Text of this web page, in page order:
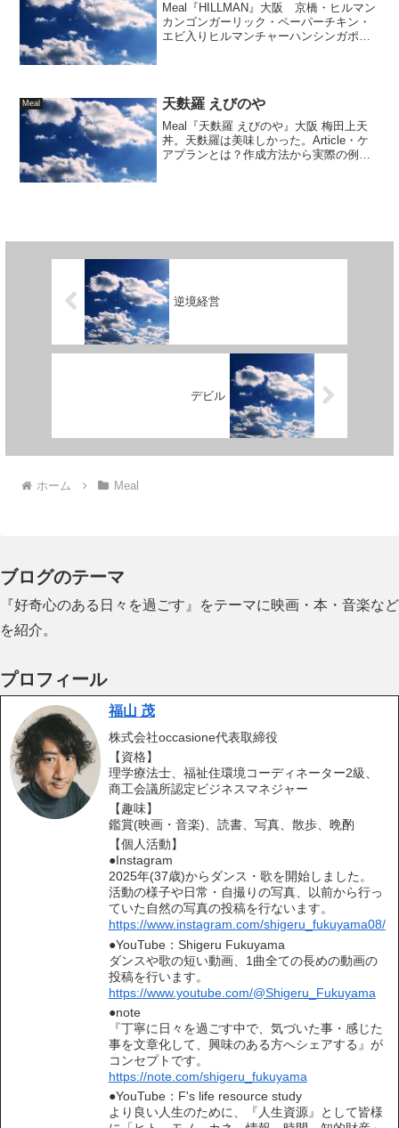
Meal『HILLMAN』大阪 京橋・ヒルマン
カンゴンガーリック・ペーパーチキン・
エビ入りヒルマンチャーハンシンガポー
Meal 天麩羅 えびのや
Meal『天麩羅 えびのや』大阪 梅田上天
丼。天麩羅は美味しかった。Article・ケ
アプランとは？作成方法から実際の例ま
逆境経営
デビル
ホーム Meal
ブログのテーマ
『好奇心のある日々を過ごす』をテーマに映画・本・音楽など
を紹介。
プロフィール
福山 茂
株式会社occasione代表取締役
【資格】
理学療法士、福祉住環境コーディネーター2級、
商工会議所認定ビジネスマネジャー
【趣味】
鑑賞(映画・音楽)、読書、写真、散歩、晩酌
【個人活動】
●Instagram
2025年(37歳)からダンス・歌を開始しました。
活動の様子や日常・自撮りの写真、以前から行っ
ていた自然の写真の投稿を行ないます。
https://www.instagram.com/shigeru_fukuyama08/
●YouTube：Shigeru Fukuyama
ダンスや歌の短い動画、1曲全ての長めの動画の
投稿を行います。
https://www.youtube.com/@Shigeru_Fukuyama
●note
『丁寧に日々を過ごす中で、気づいた事・感じた
事を文章化して、興味のある方へシェアする』が
コンセプトです。
https://note.com/shigeru_fukuyama
●YouTube：F's life resource study
より良い人生のために、『人生資源』として皆様